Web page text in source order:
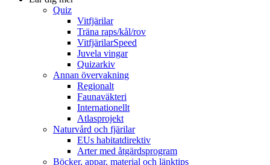
Quiz
Vitfjärilar
Träna raps/kål/rov
VitfjärilarSpeed
Juvela vingar
Quizarkiv
Annan övervakning
Regionalt
Faunaväkteri
Internationellt
Atlasprojekt
Naturvård och fjärilar
EUs habitatdirektiv
Arter med åtgärdsprogram
Böcker, appar, material och länktips